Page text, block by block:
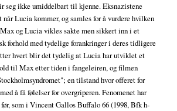
seg ikke umiddelbart til kjenne. Eksnazistene
når Lucia kommer, og samles for å vurdere hvilken
og Lucia vikles sakte men sikkert inn i et
forhold med tydelige forankringer i deres tidligere
hvert blir det tydelig at Lucia har utviklet et
til Max etter tiden i fangeleiren, og filmen
en tilstand hvor offeret for
å få følelser for overgriperen. Fenomenet har
som i Vincent Gallos Buffalo 66 (1998, Bfk h-